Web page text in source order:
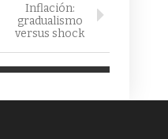
Inflación:
gradualismo
versus shock